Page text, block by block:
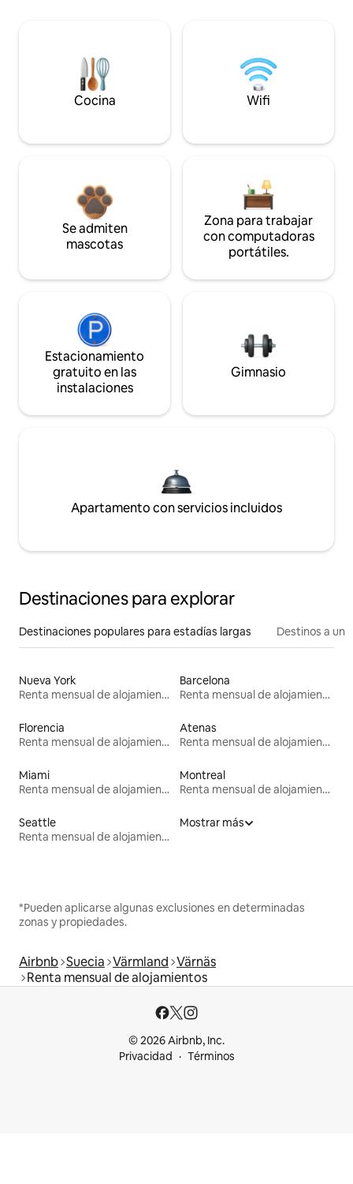
Cocina Wifi
Se admiten
mascotas
Zona para trabajar
con computadoras
portátiles.
Estacionamiento
gratuito en las
instalaciones
Gimnasio
Apartamento con servicios incluidos
Destinaciones para explorar
Destinaciones populares para estadías largas Destinos a un
Nueva York
Renta mensual de alojamientos
Barcelona
Renta mensual de alojamientos
Florencia
Renta mensual de alojamientos
Atenas
Renta mensual de alojamientos
Miami
Renta mensual de alojamientos
Montreal
Renta mensual de alojamientos
Seattle
Renta mensual de alojamientos
Mostrar más
*Pueden aplicarse algunas exclusiones en determinadas
zonas y propiedades.
Airbnb Suecia Värmland Värnäs
Renta mensual de alojamientos
© 2026 Airbnb, Inc.
Privacidad
Términos